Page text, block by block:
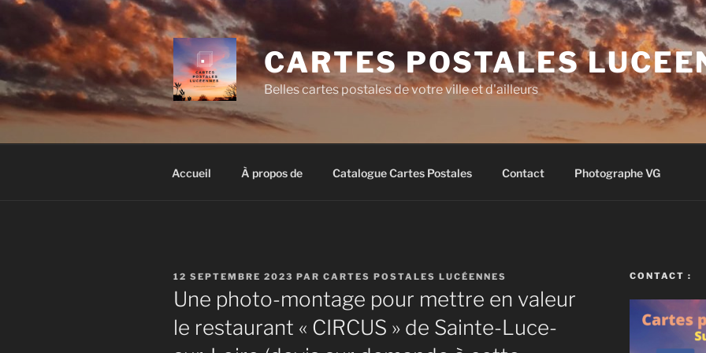
Aller
contenu
principal
CARTES POSTALES
Belles cartes postales de votre ville et d'ailleurs
Accueil À propos de Catalogue Cartes Postales Contact Photographe VG
PUBLIÉ
LE
12 SEPTEMBRE 2023 PAR CARTES POSTALES LUCÉENNES
Une photo-montage pour mettre en valeur
le restaurant « CIRCUS » de Sainte-Luce-
CONTACT :